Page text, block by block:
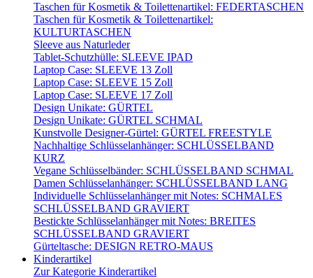
Taschen für Kosmetik & Toilettenartikel: FEDERTASCHEN
Taschen für Kosmetik & Toilettenartikel:
KULTURTASCHEN
Sleeve aus Naturleder
Tablet-Schutzhülle: SLEEVE IPAD
Laptop Case: SLEEVE 13 Zoll
Laptop Case: SLEEVE 15 Zoll
Laptop Case: SLEEVE 17 Zoll
Design Unikate: GÜRTEL
Design Unikate: GÜRTEL SCHMAL
Kunstvolle Designer-Gürtel: GÜRTEL FREESTYLE
Nachhaltige Schlüsselanhänger: SCHLÜSSELBAND
KURZ
Vegane Schlüsselbänder: SCHLÜSSELBAND SCHMAL
Damen Schlüsselanhänger: SCHLÜSSELBAND LANG
Individuelle Schlüsselanhänger mit Notes: SCHMALES
SCHLÜSSELBAND GRAVIERT
Bestickte Schlüsselanhänger mit Notes: BREITES
SCHLÜSSELBAND GRAVIERT
Gürteltasche: DESIGN RETRO-MAUS
Kinderartikel
Zur Kategorie Kinderartikel